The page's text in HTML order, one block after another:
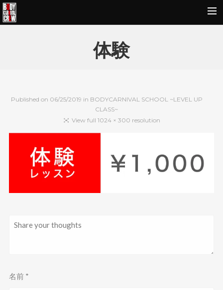
CONTACT
体験
Published on 06/25/2019 in BODYCARNIVAL SCHOOL ~LEVEL UP
CLASS~
View full 1024 × 300 resolution
名前 *